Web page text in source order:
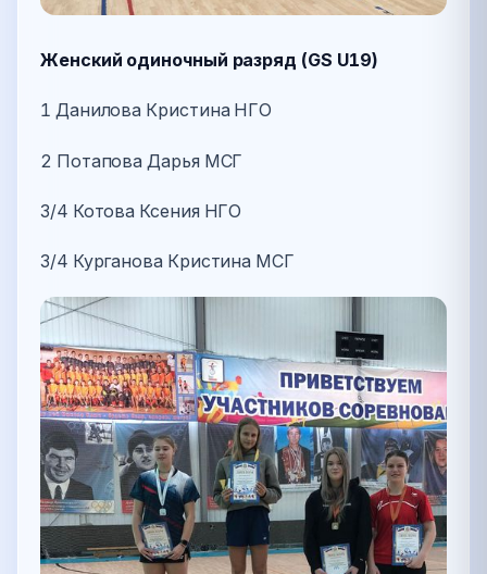
Женский одиночный разряд (GS U19)
1 Данилова Кристина НГО
2 Потапова Дарья МСГ
3/4 Котова Ксения НГО
3/4 Курганова Кристина МСГ